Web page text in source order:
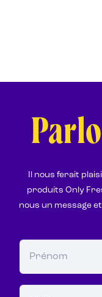
Il nous ferait
produits Only
nous un message